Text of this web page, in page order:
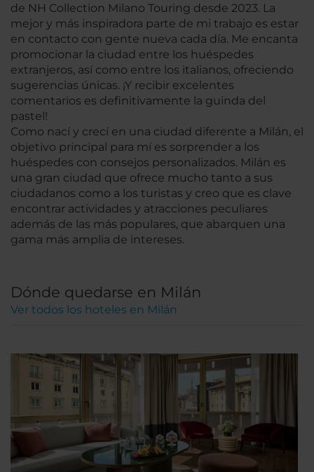
de NH Collection Milano Touring desde 2023. La
mejor y más inspiradora parte de mi trabajo es estar
en contacto con gente nueva cada día. Me encanta
promocionar la ciudad entre los huéspedes
extranjeros, así como entre los italianos, ofreciendo
sugerencias únicas. ¡Y recibir excelentes
comentarios es definitivamente la guinda del
pastel!
Como nací y crecí en una ciudad diferente a Milán, el
objetivo principal para mí es sorprender a los
huéspedes con consejos personalizados. Milán es
una gran ciudad que ofrece mucho tanto a sus
ciudadanos como a los turistas y creo que es clave
encontrar actividades y atracciones peculiares
además de las más populares, que abarquen una
gama más amplia de intereses.
Dónde quedarse en Milán
Ver todos los hoteles en Milán